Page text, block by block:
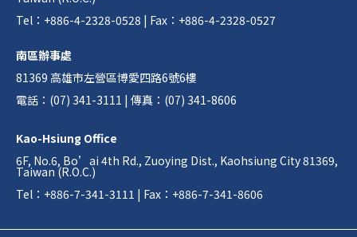
Tel：+886-4-2328-0528 | Fax：+886-4-2328-0527
南區辦事處
81369 高雄市左營區博愛四路6號6樓
電話：(07) 341-3111 | 傳真：(07) 341-8606
Kao-Hsiung Office
6F, No.6, Bo’ai 4th Rd., Zuoying Dist., Kaohsiung City 81369,
Taiwan (R.O.C.)
Tel：+886-7-341-3111 | Fax：+886-7-341-8606